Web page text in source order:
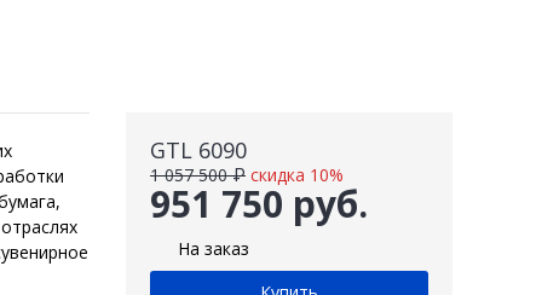
GTL 6090
951 750 руб.
1 057 500 ₽ скидка 10%
На заказ